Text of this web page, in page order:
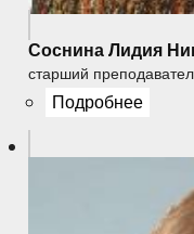
Соснина Лидия
старший
Подробнее